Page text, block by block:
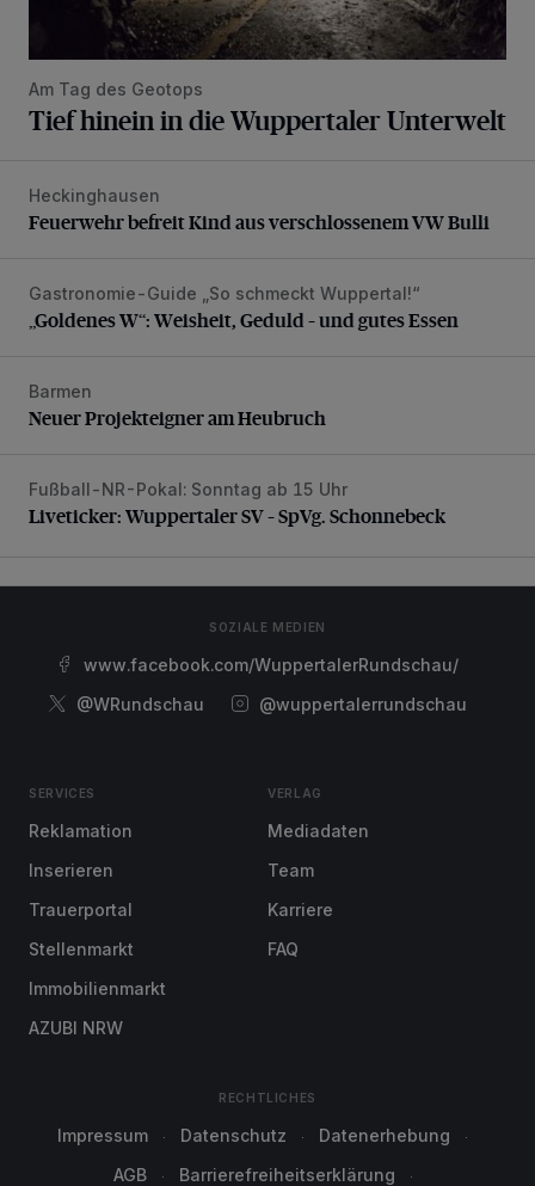
Am Tag des Geotops
Tief hinein in die Wuppertaler Unterwelt
Feuerwehr befreit Kind aus verschlossenem VW Bulli
Heckinghausen
Feuerwehr befreit Kind aus verschlossenem VW Bulli
„Goldenes W“: Weisheit, Geduld – und gutes Essen
Gastronomie-Guide „So schmeckt Wuppertal!“
„Goldenes W“: Weisheit, Geduld – und gutes Essen
Neuer Projekteigner am Heubruch
Barmen
Neuer Projekteigner am Heubruch
Liveticker: Wuppertaler SV – SpVg. Schonnebeck
Fußball-NR-Pokal: Sonntag ab 15 Uhr
Liveticker: Wuppertaler SV – SpVg. Schonnebeck
SOZIALE MEDIEN
www.facebook.com/WuppertalerRundschau/
@WRundschau
@wuppertalerrundschau
SERVICES
Reklamation
Inserieren
Trauerportal
Stellenmarkt
Immobilienmarkt
AZUBI NRW
VERLAG
Mediadaten
Team
Karriere
FAQ
RECHTLICHES
Impressum Datenschutz
Datenerhebung
AGB
Barrierefreiheitserklärung